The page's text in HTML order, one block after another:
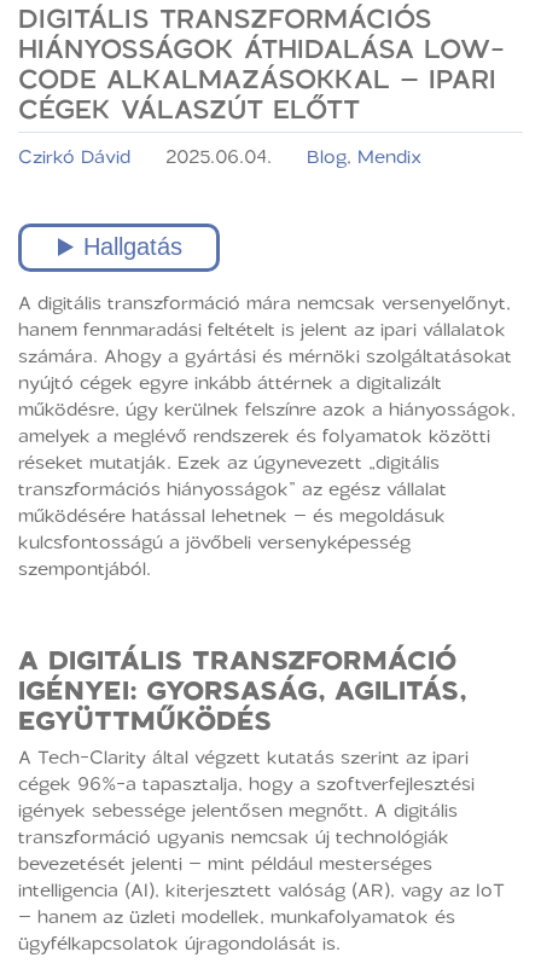
DIGITÁLIS TRANSZFORMÁCIÓS
HIÁNYOSSÁGOK ÁTHIDALÁSA LOW-
CODE ALKALMAZÁSOKKAL – IPARI
CÉGEK VÁLASZÚT ELŐTT
Czirkó Dávid 2025.06.04. Blog, Mendix
A digitális transzformáció mára nemcsak versenyelőnyt,
hanem fennmaradási feltételt is jelent az ipari vállalatok
számára. Ahogy a gyártási és mérnöki szolgáltatásokat
nyújtó cégek egyre inkább áttérnek a digitalizált
működésre, úgy kerülnek felszínre azok a hiányosságok,
amelyek a meglévő rendszerek és folyamatok közötti
réseket mutatják. Ezek az úgynevezett „digitális
transzformációs hiányosságok” az egész vállalat
működésére hatással lehetnek – és megoldásuk
kulcsfontosságú a jövőbeli versenyképesség
szempontjából.
A DIGITÁLIS TRANSZFORMÁCIÓ
IGÉNYEI: GYORSASÁG, AGILITÁS,
EGYÜTTMŰKÖDÉS
A Tech-Clarity által végzett kutatás szerint az ipari
cégek 96%-a tapasztalja, hogy a szoftverfejlesztési
igények sebessége jelentősen megnőtt. A digitális
transzformáció ugyanis nemcsak új technológiák
bevezetését jelenti – mint például mesterséges
intelligencia (AI), kiterjesztett valóság (AR), vagy az IoT
– hanem az üzleti modellek, munkafolyamatok és
ügyfélkapcsolatok újragondolását is.